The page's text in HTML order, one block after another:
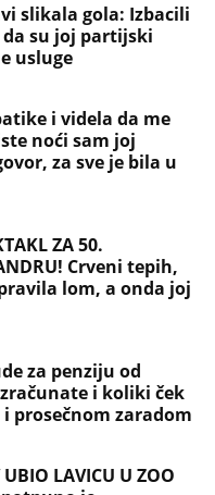
slikala gola: Izbacili
da su joj partijski
usluge
i videla da me
noći sam joj
za sve je bila u
ZA 50.
Crveni tepih,
lom, a onda joj
za penziju od
i koliki ček
prosečnom zaradom
LAVICU U ZOO